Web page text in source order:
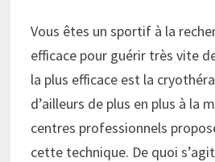
Vous êtes un sportif à la
efficace pour guérir très vite
la plus efficace est la
d’ailleurs de plus en plus à la
centres professionnels
cette technique. De quoi